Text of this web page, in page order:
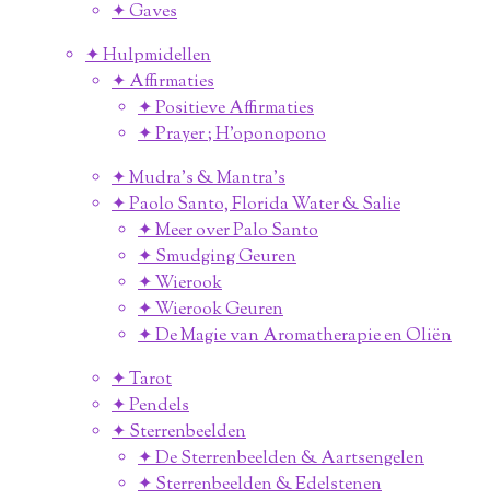
✦ Gaves
✦ Hulpmidellen
✦ Affirmaties
✦ Positieve Affirmaties
✦ Prayer ; H'oponopono
✦ Mudra's & Mantra's
✦ Paolo Santo, Florida Water & Salie
✦ Meer over Palo Santo
✦ Smudging Geuren
✦ Wierook
✦ Wierook Geuren
✦ De Magie van Aromatherapie en Oliën
✦ Tarot
✦ Pendels
✦ Sterrenbeelden
✦ De Sterrenbeelden & Aartsengelen
✦ Sterrenbeelden & Edelstenen